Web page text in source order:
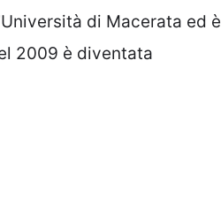
di Macerata ed è
2009 è diventata